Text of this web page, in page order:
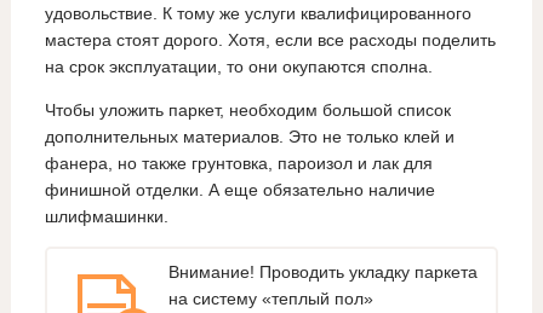
удовольствие. К тому же услуги квалифицированного
мастера стоят дорого. Хотя, если все расходы поделить
на срок эксплуатации, то они окупаются сполна.
Чтобы уложить паркет, необходим большой список
дополнительных материалов. Это не только клей и
фанера, но также грунтовка, пароизол и лак для
финишной отделки. А еще обязательно наличие
шлифмашинки.
Внимание! Проводить укладку паркета
на систему «теплый пол»